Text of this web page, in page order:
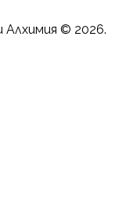
Алхимия © 2026.